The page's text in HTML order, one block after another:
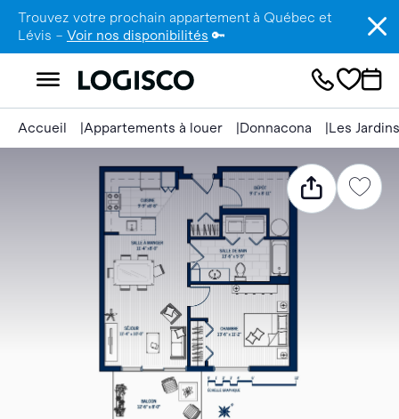
Trouvez votre prochain appartement à Québec et
Lévis – Voir nos disponibilités 🔑
Accueil Appartements à louer Donnacona Les